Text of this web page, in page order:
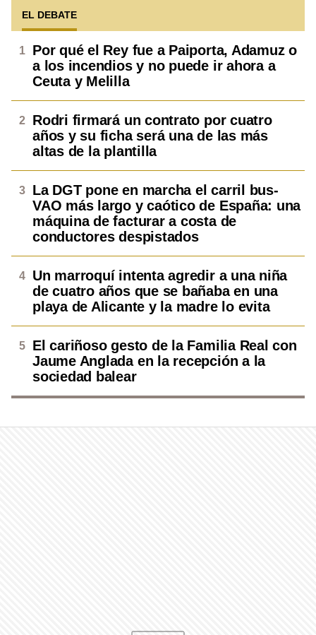
EL DEBATE
Por qué el Rey fue a Paiporta, Adamuz o
a los incendios y no puede ir ahora a
Ceuta y Melilla
Rodri firmará un contrato por cuatro
años y su ficha será una de las más
altas de la plantilla
La DGT pone en marcha el carril bus-
VAO más largo y caótico de España: una
máquina de facturar a costa de
conductores despistados
Un marroquí intenta agredir a una niña
de cuatro años que se bañaba en una
playa de Alicante y la madre lo evita
El cariñoso gesto de la Familia Real con
Jaume Anglada en la recepción a la
sociedad balear